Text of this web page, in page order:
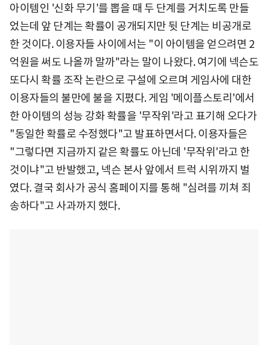
아이템인 '신화 무기'를 뽑을 때 두 단계를 거치도록 만들
었는데 앞 단계는 확률이 공개되지만 뒷 단계는 비공개로
한 것이다. 이용자들 사이에서는 "이 아이템을 얻으려면 2
억원을 써도 나올까 말까"라는 말이 나왔다. 여기에 넥슨도
또다시 확률 조작 논란으로 구설에 오르며 게임사에 대한
이용자들의 불만에 불을 지폈다. 게임 '메이플스토리'에서
한 아이템의 성능 강화 확률을 '무작위'라고 표기해 오다가
"동일한 확률로 수정했다"고 발표하면서다. 이용자들은
"그렇다면 지금까지 같은 확률도 아닌데 '무작위'라고 한
것이냐"고 반발했고, 넥슨 본사 앞에서 트럭 시위까지 벌
였다. 결국 회사가 공식 홈페이지를 통해 "심려를 끼쳐 죄
송하다"고 사과까지 했다.